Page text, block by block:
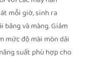
mỗi giờ, sinh ra
và màng. Giảm
mức độ mài mòn dải
suất phù hợp cho